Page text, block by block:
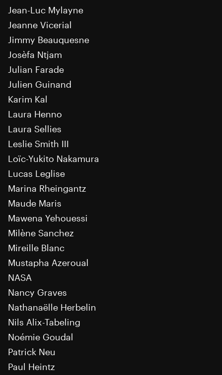
Jean-Luc Mylayne
Jeanne Vicerial
Jimmy Beauquesne
Josèfa Ntjam
Julian Farade
Julien Guinand
Karim Kal
Laura Henno
Laura Sellies
Leslie Smith III
Loïc-Yukito Nakamura
Lucas Leglise
Marina Rheingantz
Maude Maris
Mawena Yehouessi
Milène Sanchez
Mireille Blanc
Mustapha Azeroual
NASA
Nancy Graves
Nathanaëlle Herbelin
Nils Alix-Tabeling
Noémie Goudal
Patrick Neu
Paul Heintz